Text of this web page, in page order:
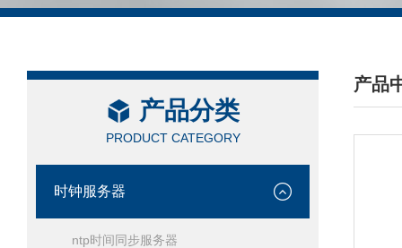
产品分类
PRODUCT CATEGORY
时钟服务器
ntp时间同步服务器
产品
/